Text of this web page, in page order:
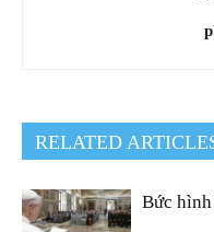
RELATED
Bức